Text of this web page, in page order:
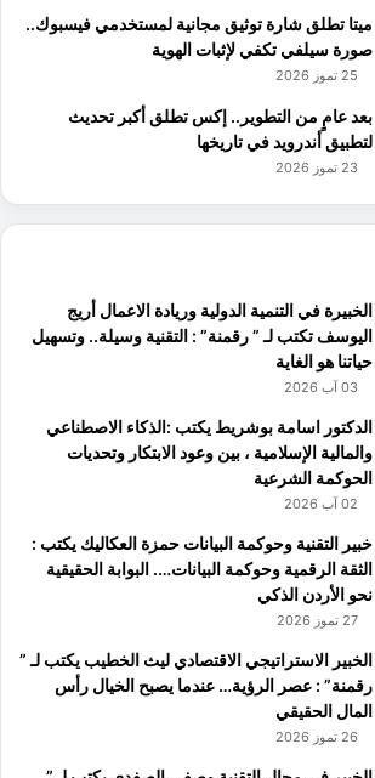
ميتا تطلق شارة توثيق مجانية لمستخدمي فيسبوك..
صورة سيلفي تكفي لإثبات الهوية
25 تموز 2026
بعد عامٍ من التطوير.. إكس تطلق أكبر تحديث
لتطبيق أندرويد في تاريخها
23 تموز 2026
الخبيرة في التنمية الدولية وريادة الاعمال أريج
اليوسف تكتب لـ ” رقمنة” : التقنية وسيلة.. وتسهيل
حياتنا هو الغاية
03 آب 2026
الدكتور اسامة بوشريط يكتب :الذكاء الاصطناعي
والمالية الإسلامية ، بين وعود الابتكار وتحديات
الحوكمة الشرعية
02 آب 2026
خبير التقنية وحوكمة البيانات حمزة العكاليك يكتب :
الثقة الرقمية وحوكمة البيانات…. البوابة الحقيقية
نحو الأردن الذكي
27 تموز 2026
الخبير الاستراتيجي الاقتصادي ليث الخطيب يكتب لـ ”
رقمنة” : عصر الرؤية… عندما يصبح الخيال رأس
المال الحقيقي
26 تموز 2026